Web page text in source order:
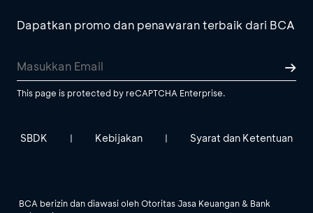
Dapatkan promo dan penawaran terbaik dari BCA
This page is protected by reCAPTCHA Enterprise.
SBDK | Kebijakan | Syarat dan Ketentuan
BCA berizin dan diawasi oleh Otoritas Jasa Keuangan & Bank